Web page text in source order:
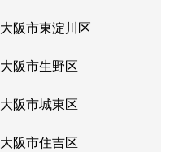
大阪市東淀川区
大阪市生野区
大阪市城東区
大阪市住吉区